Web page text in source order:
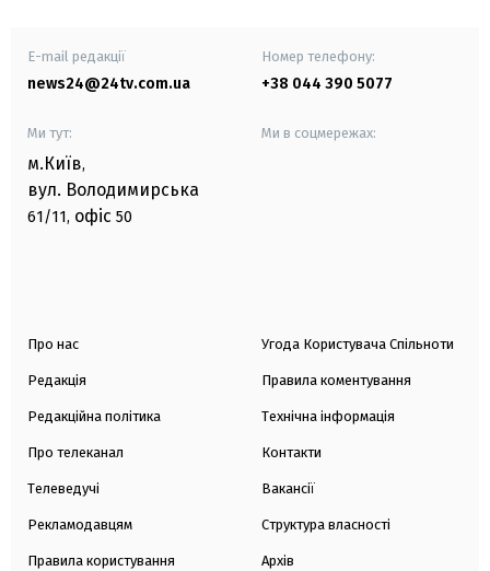
E-mail редакції
news24@24tv.com.ua
Номер телефону:
+38 044 390 5077
Ми тут:
м.Київ,
вул. Володимирська
61/11, офіс 50
Ми в соцмережах:
Про нас
Редакція
Редакційна політика
Про телеканал
Телеведучі
Рекламодавцям
Правила користування
Угода Користувача Спільноти
Правила коментування
Технічна інформація
Контакти
Вакансії
Структура власності
Архів